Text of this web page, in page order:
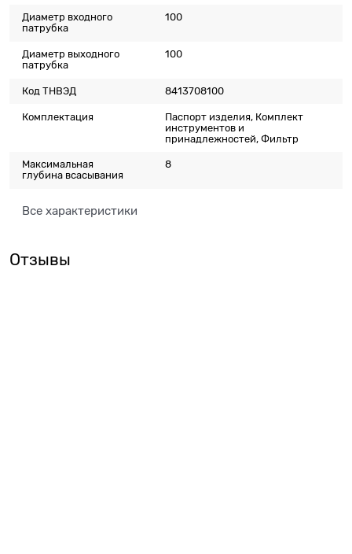
Диаметр входного
патрубка
100
Диаметр выходного
патрубка
100
Код ТНВЭД 8413708100
Комплектация
Паспорт изделия, Комплект
инструментов и
принадлежностей, Фильтр
Максимальная
глубина всасывания
8
Все характеристики
Отзывы